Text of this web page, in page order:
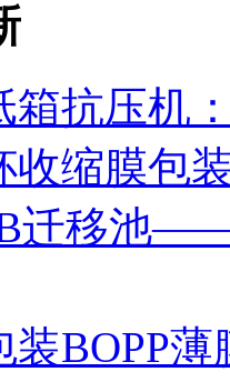
箱抗压机
收缩膜包
迁移池
装BOPP